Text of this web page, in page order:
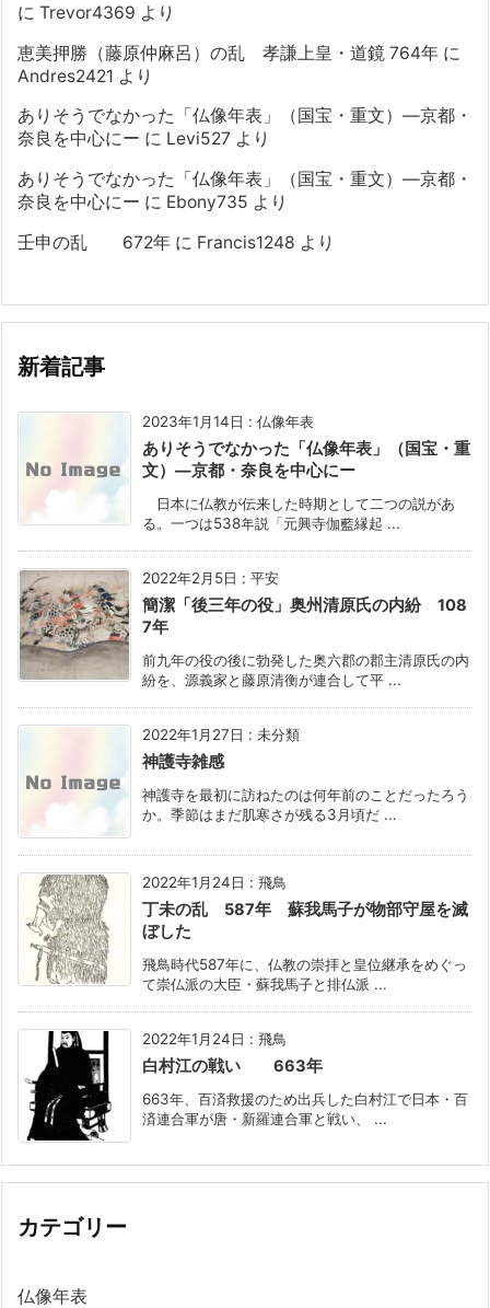
に Trevor4369 より
恵美押勝（藤原仲麻呂）の乱 孝謙上皇・道鏡 764年 に
Andres2421 より
ありそうでなかった「仏像年表」（国宝・重文）―京都・
奈良を中心にー に Levi527 より
ありそうでなかった「仏像年表」（国宝・重文）―京都・
奈良を中心にー に Ebony735 より
壬申の乱 672年 に Francis1248 より
新着記事
2023年1月14日 : 仏像年表
ありそうでなかった「仏像年表」（国宝・重
文）―京都・奈良を中心にー
日本に仏教が伝来した時期として二つの説があ
る。一つは538年説「元興寺伽藍縁起 ...
2022年2月5日 : 平安
簡潔「後三年の役」奥州清原氏の内紛 108
7年
前九年の役の後に勃発した奥六郡の郡主清原氏の内
紛を、源義家と藤原清衡が連合して平 ...
2022年1月27日 : 未分類
神護寺雑感
神護寺を最初に訪ねたのは何年前のことだったろう
か。季節はまだ肌寒さが残る3月頃だ ...
2022年1月24日 : 飛鳥
丁未の乱 587年 蘇我馬子が物部守屋を滅
ぼした
飛鳥時代587年に、仏教の崇拝と皇位継承をめぐっ
て崇仏派の大臣・蘇我馬子と排仏派 ...
2022年1月24日 : 飛鳥
白村江の戦い 663年
663年、百済救援のため出兵した白村江で日本・百
済連合軍が唐・新羅連合軍と戦い、 ...
カテゴリー
仏像年表